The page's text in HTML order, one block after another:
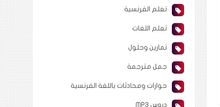
تعلم الفرنسية
تعلم اللغات
تمارين وحلول
جمل مترجمة
حوارات ومحادثات باللغة الفرنسية
دروس MP3